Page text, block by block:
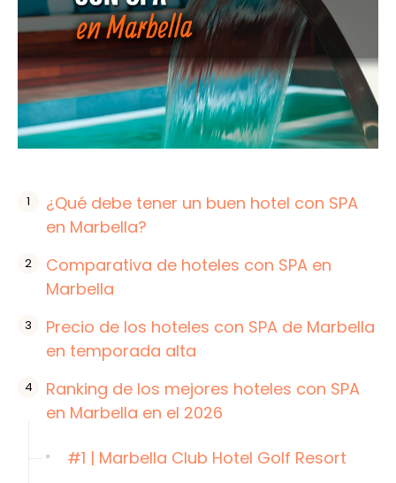
¿Qué debe tener un buen hotel con SPA
en Marbella?
Comparativa de hoteles con SPA en
Marbella
Precio de los hoteles con SPA de Marbella
en temporada alta
Ranking de los mejores hoteles con SPA
en Marbella en el 2026
#1 | Marbella Club Hotel Golf Resort